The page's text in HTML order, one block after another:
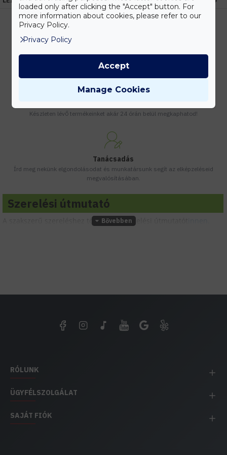
Vásárolj nagyobb mennyiségben és megadjuk a legjobb gyártói árakat.
Készleten lévő termékeinket akár 24 órán belül megkaphatod!
Tanácsadás
Írd meg nekünk elgondolásodat és munkatársunk segít az elképzeléseid
megvalósításában.
Szerelési útmutató
A szakszerű szereléshez töltsd le a szerelési útmutatót
RÓLUNK
ÜGYFÉLSZOLGÁLAT
SAJÁT FIÓK
loaded only after clicking the "Accept" button. For
more information about cookies, please refer to our
Privacy Policy.
Privacy Policy
Manage Cookies
Accept